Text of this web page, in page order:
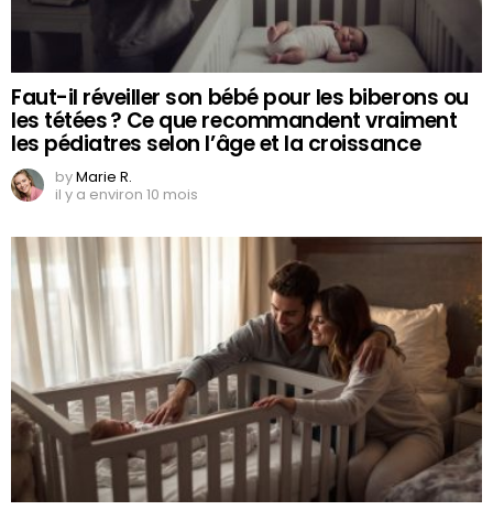
Faut-il réveiller son bébé pour les biberons ou
les tétées ? Ce que recommandent vraiment
les pédiatres selon l’âge et la croissance
byMarie R.
il y a environ 10 mois